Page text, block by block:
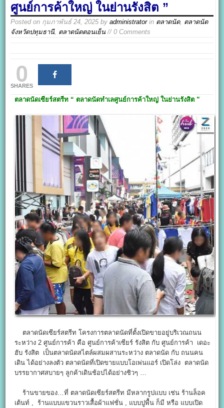
ศูนย์การค้าใหญ่ ในย่านรังสิต ”
Posted on กุมภาพันธ์ 24, 2025 byadministratorin ตลาดนัด, ตลาดนัด
จังหวัดปทุมธานี, ตลาดนัดตอนเย็น // 0 Comments
0
SHARES
ตลาดนัดเซียร์สตรีท “ ตลาดนัดทำเลศูนย์การค้าใหญ่ ในย่านรังสิต ”
ตลาดนัดเซียร์สตรีท โครงการตลาดนัดที่ตั้งเปิดขายอยู่บริเวณถนน
ระหว่าง 2 ศูนย์การค้า คือ ศูนย์การค้าเซียร์ รังสิต กับ ศูนย์การค้า เดอะ
ฮับ รังสิต เป็นตลาดนัดสไตล์ผสมผสานระหว่าง ตลาดนัด กับ ถนนคน
เดิน ได้อย่างลงตัว ตลาดนัดที่เปิดขายแบบโอเพ่นแอร์ เปิดโล่ง ตลาดนัด
บรรยากาศสบายๆ ลูกค้าเดินช้อปได้อย่างชิวๆ …
ร้านขายของ…ที่ ตลาดนัดเซียร์สตรีท มีหลากรูปแบบ เช่น ร้านล็อค
เต้นท์ , ร้านแบบแขวนราวเสื้อผ้าแฟชั่น , แบบปูพื้น ก็มี หรือ แบบเปิด